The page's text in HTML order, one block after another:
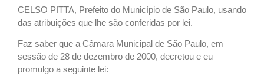
CELSO PITTA, Prefeito do Município de São Paulo, usando
das atribuições que lhe são conferidas por lei.
Faz saber que a Câmara Municipal de São Paulo, em
sessão de 28 de dezembro de 2000, decretou e eu
promulgo a seguinte lei: